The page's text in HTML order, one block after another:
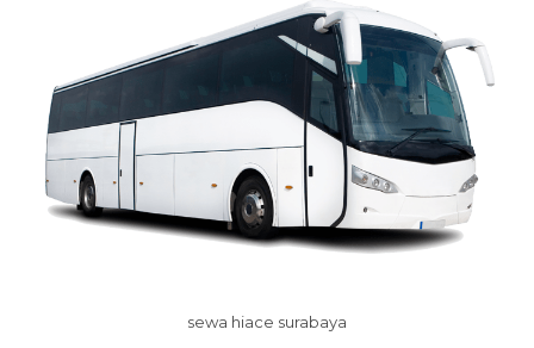
sewa hiace surabaya